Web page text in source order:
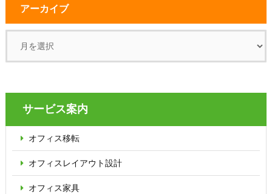
アーカイブ
サービス案内
オフィス移転
オフィス レイアウト設計
オフィス家具